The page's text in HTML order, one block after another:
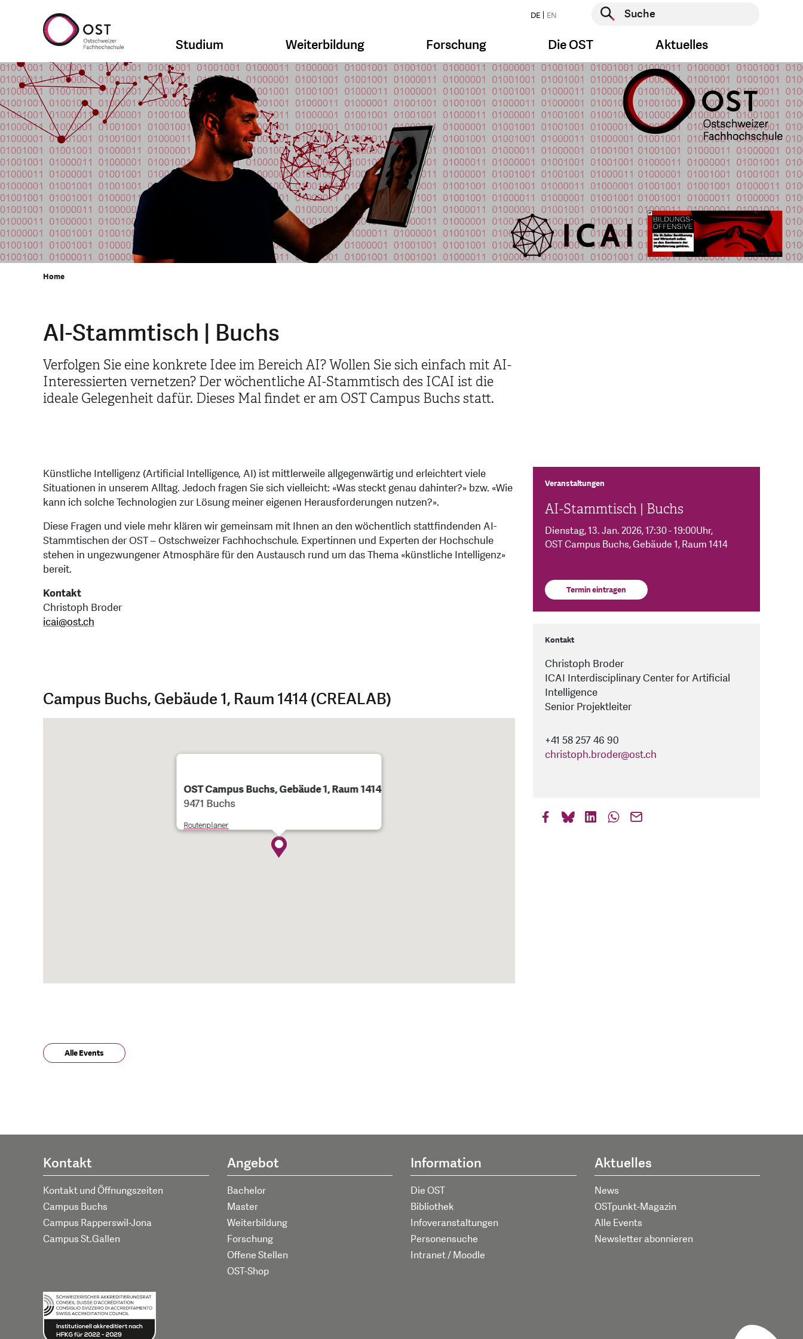
DE EN
Suche starten
Studium Weiterbildung Forschung Die OST Aktuelles
Home
AI-Stammtisch | Buchs
Verfolgen Sie eine konkrete Idee im Bereich AI? Wollen Sie sich einfach mit AI-
Interessierten vernetzen? Der wöchentliche AI-Stammtisch des ICAI ist die
ideale Gelegenheit dafür. Dieses Mal findet er am OST Campus Buchs statt.
Künstliche Intelligenz (Artificial Intelligence, AI) ist mittlerweile allgegenwärtig und erleichtert viele
Situationen in unserem Alltag. Jedoch fragen Sie sich vielleicht: «Was steckt genau dahinter?» bzw. «Wie
kann ich solche Technologien zur Lösung meiner eigenen Herausforderungen nutzen?».
Diese Fragen und viele mehr klären wir gemeinsam mit Ihnen an den wöchentlich stattfindenden AI-
Stammtischen der OST – Ostschweizer Fachhochschule. Expertinnen und Experten der Hochschule
stehen in ungezwungener Atmosphäre für den Austausch rund um das Thema «künstliche Intelligenz»
bereit.
Kontakt
Christoph Broder
icai@ost.ch
Campus Buchs, Gebäude 1, Raum 1414 (CREALAB)
OST Campus Buchs, Gebäude 1, Raum 1414
9471 Buchs
Routenplaner
Alle Events
Veranstaltungen
AI-Stammtisch | Buchs
Dienstag, 13. Jan. 2026, 17:30 - 19:00Uhr,
OST Campus Buchs, Gebäude 1, Raum 1414
Termin eintragen
Kontakt
Christoph Broder
ICAI Interdisciplinary Center for Artificial
Intelligence
Senior Projektleiter
+41 58 257 46 90
christoph.broder@ost.ch
Kontakt
Kontakt und Öffnungszeiten
Campus Buchs
Campus Rapperswil-Jona
Campus St.Gallen
Angebot
Bachelor
Master
Weiterbildung
Forschung
Offene Stellen
OST-Shop
Information
Die OST
Bibliothek
Infoveranstaltungen
Personensuche
Intranet / Moodle
Aktuelles
News
OSTpunkt-Magazin
Alle Events
Newsletter abonnieren